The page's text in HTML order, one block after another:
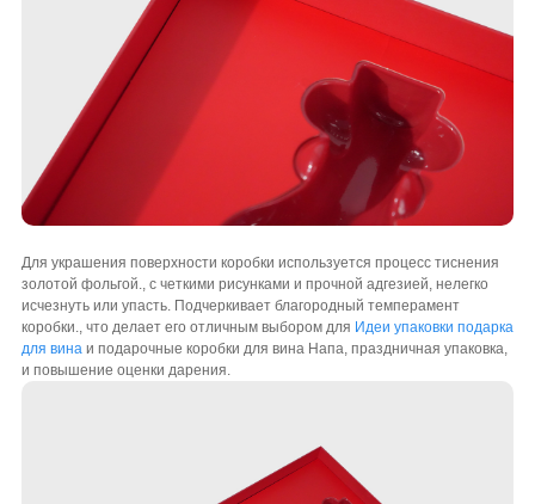
Для украшения поверхности коробки используется процесс тиснения
золотой фольгой., с четкими рисунками и прочной адгезией, нелегко
исчезнуть или упасть. Подчеркивает благородный темперамент
коробки., что делает его отличным выбором для Идеи упаковки подарка
для винаи подарочные коробки для вина Напа, праздничная упаковка,
и повышение оценки дарения.